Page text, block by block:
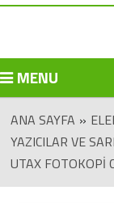
MENU
ANA SAYFA »
YAZICILAR VE
UTAX FOTOKOPI